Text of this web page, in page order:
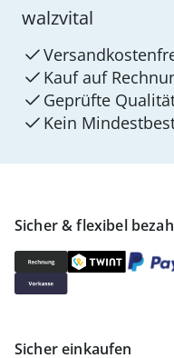
Sicher & flexibel
Sicher einkaufen
walzvital
Kauf auf
Geprüfte
Kein